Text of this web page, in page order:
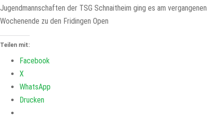
Jugendmannschaften der TSG Schnaitheim ging es am vergangenen
Wochenende zu den Fridingen Open
Teilen mit:
Facebook
X
WhatsApp
Drucken